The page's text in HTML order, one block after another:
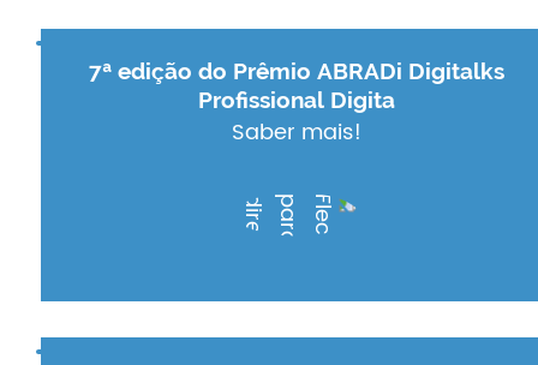
7ª edição do Prêmio ABRADi Digitalks
Profissional Digita
Saber mais!